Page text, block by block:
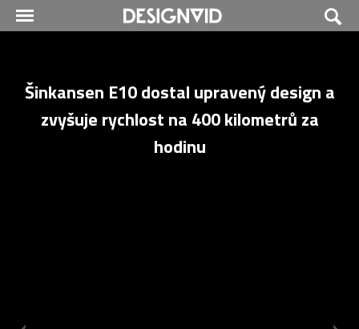
Šinkansen E10 dostal upravený design a
zvyšuje rychlost na 400 kilometrů za
hodinu